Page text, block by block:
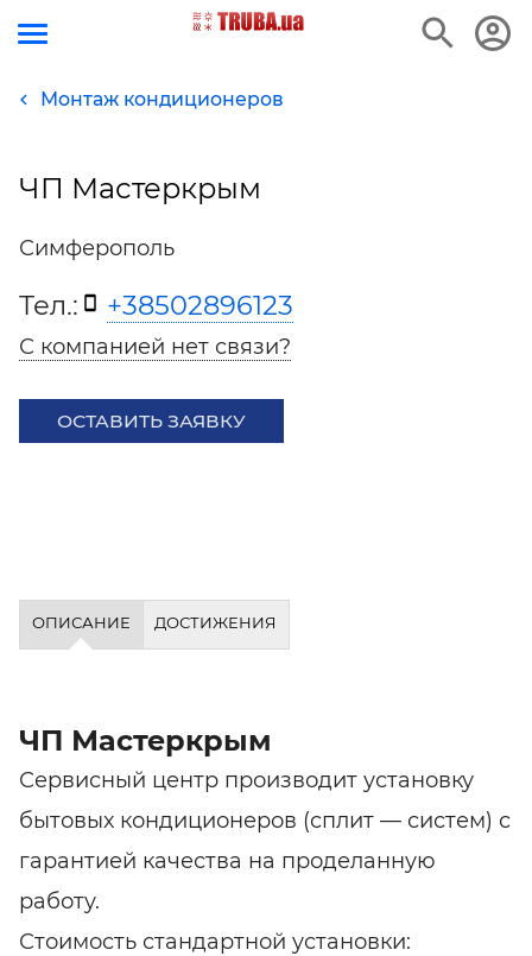
Монтаж кондиционеров
ЧП Мастеркрым
Симферополь
Тел.: +38502896123
С компанией нет связи?
ОСТАВИТЬ ЗАЯВКУ
ОПИСАНИЕ ДОСТИЖЕНИЯ
ЧП Мастеркрым
Сервисный центр производит установку
бытовых кондиционеров (сплит — систем) с
гарантией качества на проделанную
работу.
Стоимость стандартной установки: